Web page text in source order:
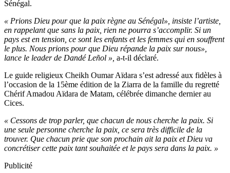
Sénégal.
« Prions Dieu pour que la paix règne au Sénégal», insiste l’artiste,
en rappelant que sans la paix, rien ne pourra s’accomplir. Si un
pays est en tension, ce sont les enfants et les femmes qui en souffrent
le plus. Nous prions pour que Dieu répande la paix sur nous»,
lance le leader de Dandé Leñol », a-t-il déclaré.
Le guide religieux Cheikh Oumar Aïdara s’est adressé aux fidèles à
l’occasion de la 15ème édition de la Ziarra de la famille du regretté
Chérif Amadou Aïdara de Matam, célébrée dimanche dernier au
Cices.
« Cessons de trop parler, que chacun de nous cherche la paix. Si
une seule personne cherche la paix, ce sera très difficile de la
trouver. Que chacun prie que son prochain ait la paix et Dieu va
concrétiser cette paix tant souhaitée et le pays sera dans la paix. »
Publicité